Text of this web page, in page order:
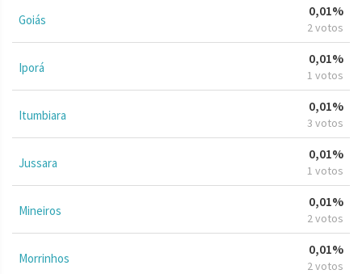
Goiás
0,01%
2 votos
Iporá
0,01%
1 votos
Itumbiara
0,01%
3 votos
Jussara
0,01%
1 votos
Mineiros
0,01%
2 votos
Morrinhos
0,01%
2 votos